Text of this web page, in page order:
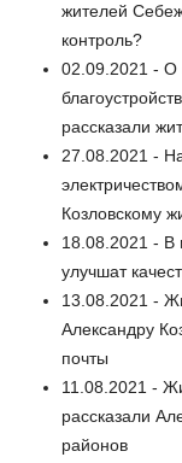
жителей
контроль?
02.09.2021 - О
рассказали
27.08.2021 -
Козловскому
18.08.2021 - В
улучшат
13.08.2021 -
Александру
почты
11.08.2021 -
рассказали
районов